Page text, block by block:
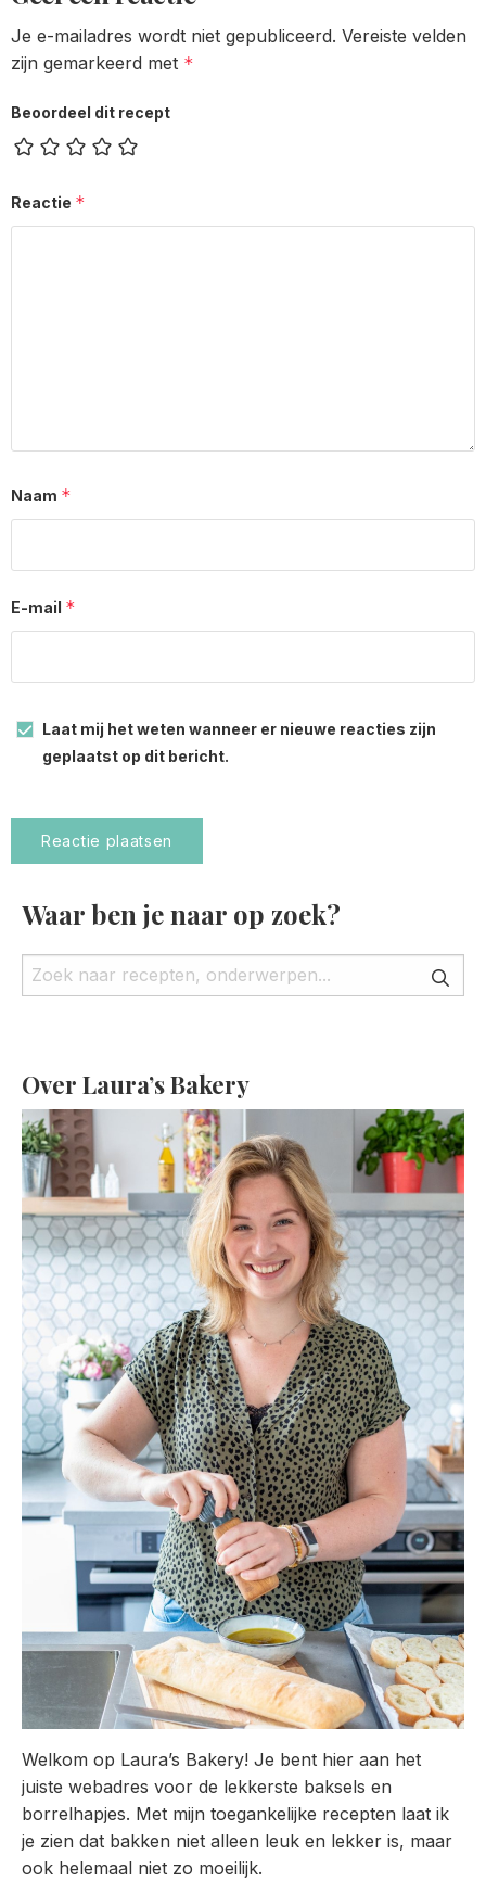
Je e-mailadres wordt niet gepubliceerd. Vereiste velden
zijn gemarkeerd met *
Beoordeel dit recept
Reactie *
Naam *
E-mail *
Laat mij het weten wanneer er nieuwe reacties zijn
geplaatst op dit bericht.
Waar ben je naar op zoek?
Over Laura’s Bakery
Welkom op Laura’s Bakery! Je bent hier aan het
juiste webadres voor de lekkerste baksels en
borrelhapjes. Met mijn toegankelijke recepten laat ik
je zien dat bakken niet alleen leuk en lekker is, maar
ook helemaal niet zo moeilijk.